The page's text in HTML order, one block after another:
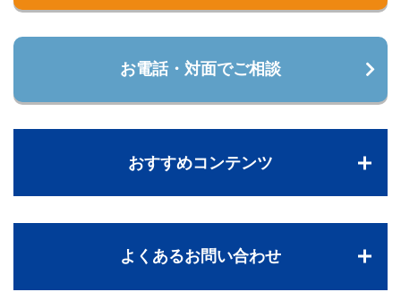
お電話・対面でご相談
おすすめコンテンツ
よくあるお問い合わせ